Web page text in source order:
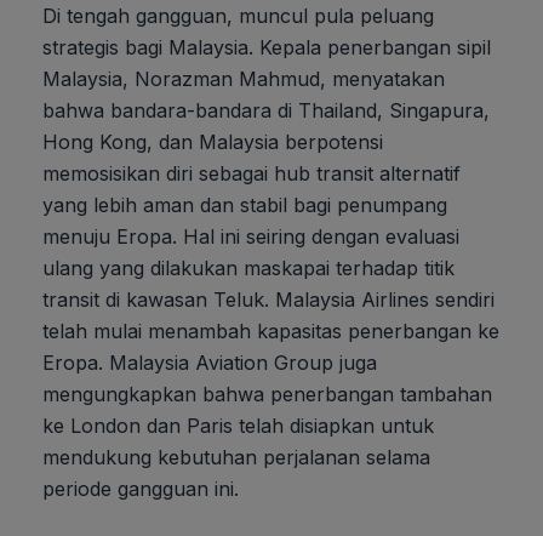
Di tengah gangguan, muncul pula peluang
strategis bagi Malaysia. Kepala penerbangan sipil
Malaysia, Norazman Mahmud, menyatakan
bahwa bandara-bandara di Thailand, Singapura,
Hong Kong, dan Malaysia berpotensi
memosisikan diri sebagai hub transit alternatif
yang lebih aman dan stabil bagi penumpang
menuju Eropa. Hal ini seiring dengan evaluasi
ulang yang dilakukan maskapai terhadap titik
transit di kawasan Teluk. Malaysia Airlines sendiri
telah mulai menambah kapasitas penerbangan ke
Eropa. Malaysia Aviation Group juga
mengungkapkan bahwa penerbangan tambahan
ke London dan Paris telah disiapkan untuk
mendukung kebutuhan perjalanan selama
periode gangguan ini.